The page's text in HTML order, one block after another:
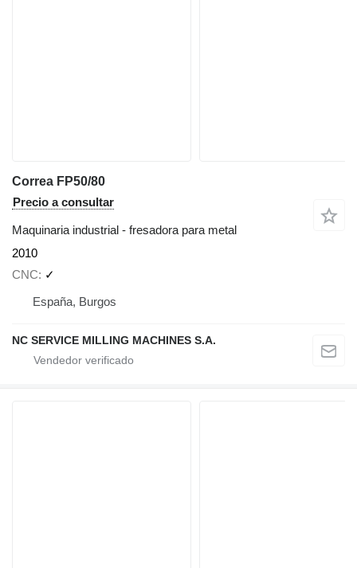
Correa FP50/80
Precio a consultar
Maquinaria industrial - fresadora para metal
2010
CNC
✓
España, Burgos
NC SERVICE MILLING MACHINES S.A.